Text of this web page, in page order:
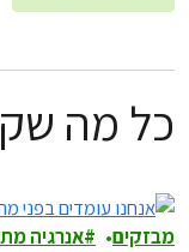
כל מה
מבזקים אנרגיה